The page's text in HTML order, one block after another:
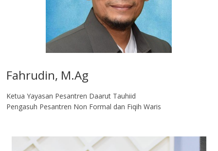
Fahrudin, M.Ag​
Ketua Yayasan Pesantren Daarut Tauhiid
Pengasuh Pesantren Non Formal dan Fiqih Waris